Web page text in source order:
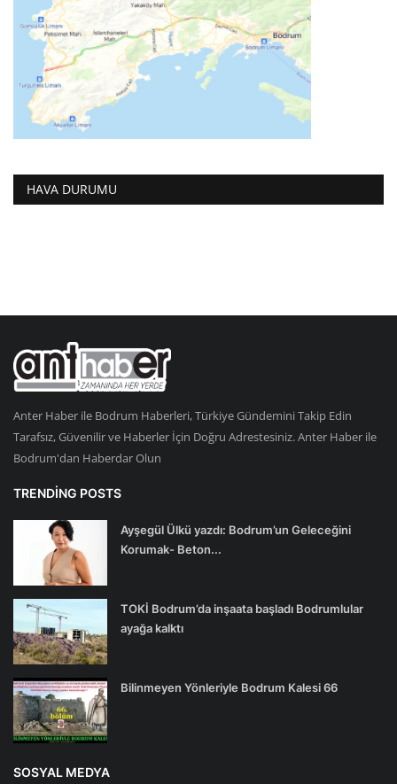
HAVA DURUMU
Anter Haber ile Bodrum Haberleri, Türkiye Gündemini Takip Edin
Tarafsız, Güvenilir ve Haberler İçin Doğru Adrestesiniz. Anter Haber ile
Bodrum'dan Haberdar Olun
TRENDING POSTS
Ayşegül Ülkü yazdı: Bodrum’un Geleceğini
Korumak- Beton...
TOKİ Bodrum’da inşaata başladı Bodrumlular
ayağa kalktı
Bilinmeyen Yönleriyle Bodrum Kalesi 66
SOSYAL MEDYA